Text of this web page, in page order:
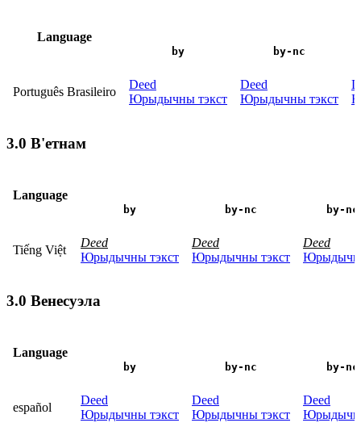
Language
by by-nc
Português Brasileiro
Deed
Юрыдычны тэкст
Deed
Юрыдычны тэкст
3.0 В'етнам
Language
by by-nc by-
Tiếng Việt
Deed
Юрыдычны тэкст
Deed
Юрыдычны тэкст
Deed
3.0 Венесуэла
Language
by by-nc by-
español
Deed
Юрыдычны тэкст
Deed
Юрыдычны тэкст
Deed